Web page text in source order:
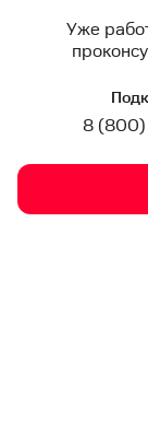
Уже
8